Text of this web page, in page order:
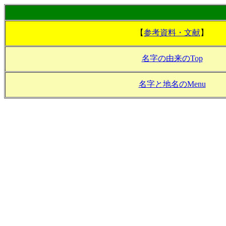
【参考資料・文献】
名字の由来のTop
名字と地名のMenu